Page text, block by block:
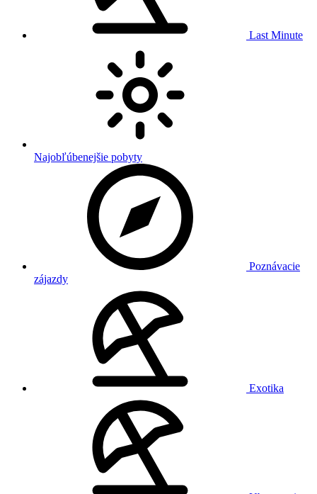
Last Minute
Najobľúbenejšie pobyty
Poznávacie
zájazdy
Exotika